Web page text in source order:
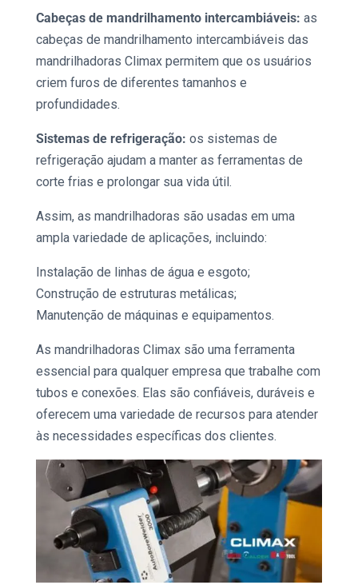
Cabeças de mandrilhamento intercambiáveis: as
cabeças de mandrilhamento intercambiáveis das
mandrilhadoras Climax permitem que os usuários
criem furos de diferentes tamanhos e
profundidades.
Sistemas de refrigeração: os sistemas de
refrigeração ajudam a manter as ferramentas de
corte frias e prolongar sua vida útil.
Assim, as mandrilhadoras são usadas em uma
ampla variedade de aplicações, incluindo:
Instalação de linhas de água e esgoto;
Construção de estruturas metálicas;
Manutenção de máquinas e equipamentos.
As mandrilhadoras Climax são uma ferramenta
essencial para qualquer empresa que trabalhe com
tubos e conexões. Elas são confiáveis, duráveis e
oferecem uma variedade de recursos para atender
às necessidades específicas dos clientes.